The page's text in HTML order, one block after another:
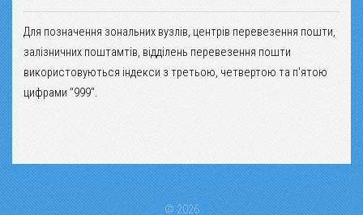
Для позначення зональних вузлів, центрів перевезення пошти,
залізничних поштамтів, відділень перевезення пошти
використовуються індекси з третьою, четвертою та п'ятою
цифрами "999".
© 2026